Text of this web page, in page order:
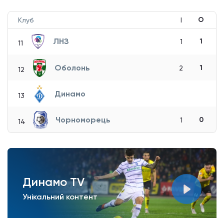
Клуб І О
11 ЛНЗ 1 1
12 Оболонь 2 1
13 Динамо
14 Чорноморець 1 0
Динамо TV
Унікальний контент